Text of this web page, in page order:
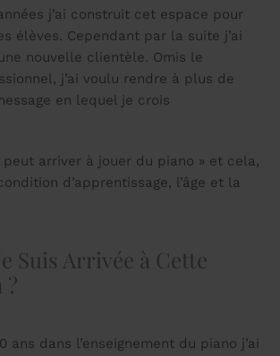
j’ai construit cet espace pour
élèves. Cependant par la suite j’ai
nouvelle clientèle. Omis le
j’ai voulu rendre à plus de
en lequel je crois
peut arriver à jouer du piano » et cela,
d’apprentissage, l’âge et la
Suis Arrivée à Cette
?
ans dans l’enseignement du piano j’ai